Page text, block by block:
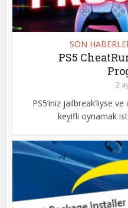
SON
PS5
2
PS5’iniz jailbreak’liyse
keyifli oynamak